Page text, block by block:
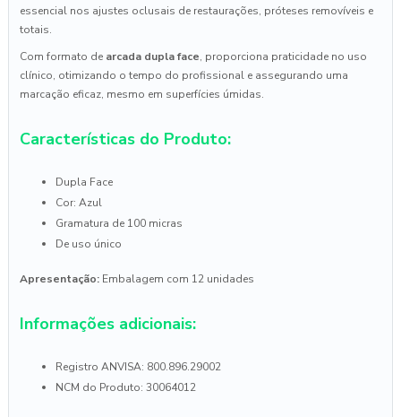
essencial nos ajustes oclusais de restaurações, próteses removíveis e
totais.
Com formato de arcada dupla face, proporciona praticidade no uso
clínico, otimizando o tempo do profissional e assegurando uma
marcação eficaz, mesmo em superfícies úmidas.
Características do Produto:
Dupla Face
Cor: Azul
Gramatura de 100 micras
De uso único
Apresentação: Embalagem com 12 unidades
Informações adicionais:
Registro ANVISA: 800.896.29002
NCM do Produto: 30064012